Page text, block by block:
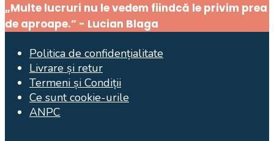
Window
„Multe lucruri nu le vedem fiindcă le privim prea
de aproape.” - Lucian Blaga
Politica de confidențialitate
Livrare și retur
Termeni și Condiții
Ce sunt cookie-urile
ANPC